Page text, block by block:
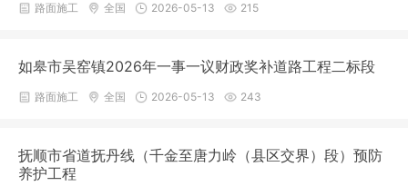
路面施工 全国 2026-05-13 215
如皋市吴窑镇2026年一事一议财政奖补道路工程二标段
路面施工 全国 2026-05-13 243
抚顺市省道抚丹线（千金至唐力岭（县区交界）段）预防
养护工程